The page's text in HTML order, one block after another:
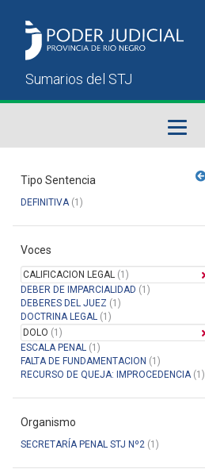
Sumarios del STJ
Manual del Usuario
Tipo Sentencia
DEFINITIVA(1)
Voces
CALIFICACION LEGAL (1)
DEBER DE IMPARCIALIDAD (1)
DEBERES DEL JUEZ (1)
DOCTRINA LEGAL (1)
DOLO (1)
ESCALA PENAL (1)
FALTA DE FUNDAMENTACION (1)
RECURSO DE QUEJA: IMPROCEDENCIA(1)
Organismo
SECRETARÍA PENAL STJ Nº2 (1)